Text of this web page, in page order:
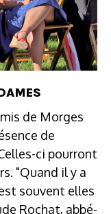
de Morges
de
ci pourront
"Quand il y a
souvent elles
Rochat, abbé-